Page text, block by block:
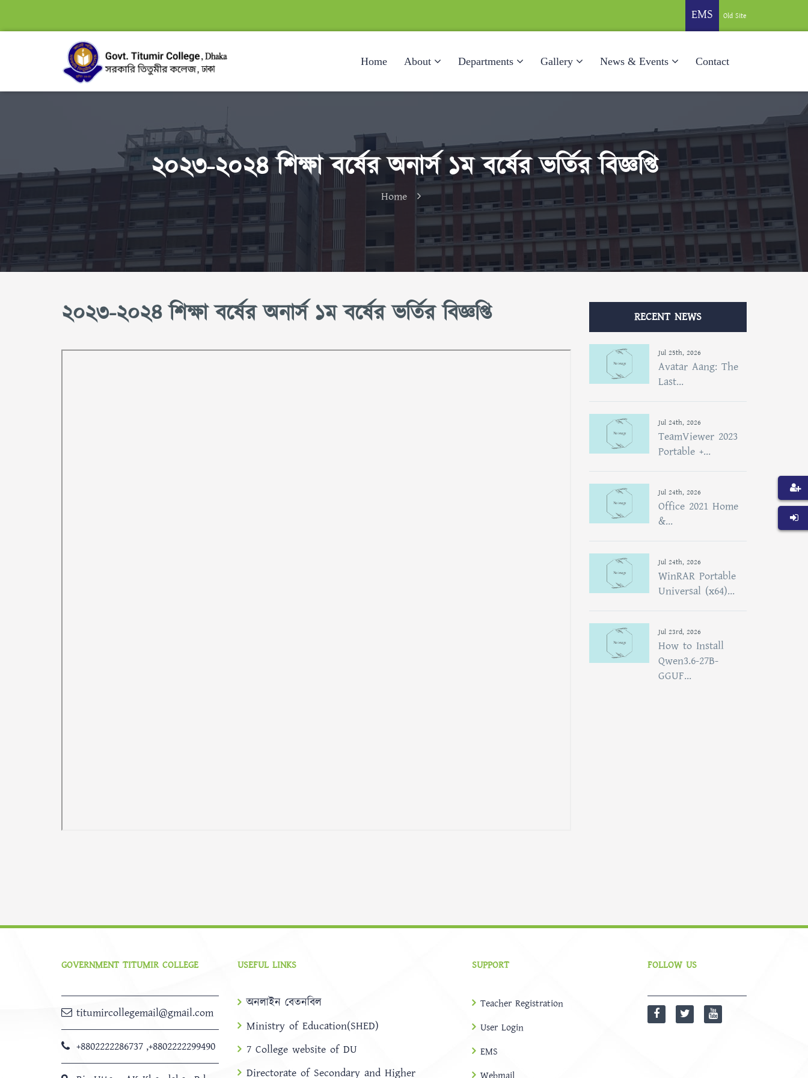
EMS Old Site
Home About Departments Gallery News & Events Contact
২০২৩-২০২৪ শিক্ষা বর্ষের অনার্স ১ম বর্ষের ভর্তির বিজ্ঞপ্তি
Home
২০২৩-২০২৪ শিক্ষা বর্ষের অনার্স ১ম বর্ষের ভর্তির বিজ্ঞপ্তি RECENT NEWS
Jul 25th, 2026
Avatar Aang: The
Last...
Jul 24th, 2026
TeamViewer 2023
Portable +...
Jul 24th, 2026
Office 2021 Home
&...
Jul 24th, 2026
WinRAR Portable
Universal (x64)...
Jul 23rd, 2026
How to Install
Qwen3.6-27B-
GGUF...
GOVERNMENT TITUMIR COLLEGE
titumircollegemail@gmail.com
+8802222286737 ,+8802222299490
USEFUL LINKS
অনলাইন বেতনবিল
Ministry of Education(SHED)
7 College website of DU
Directorate of Secondary and Higher
SUPPORT
Teacher Registration
User Login
EMS
FOLLOW US